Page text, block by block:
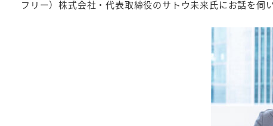
フリー）株式会社・代表取締役のサトウ未来氏にお話を伺